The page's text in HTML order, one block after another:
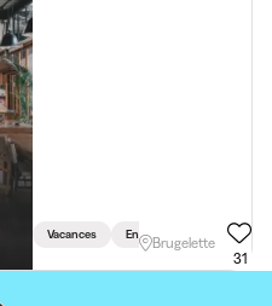
Vacances En Semaine Weekend
Brugelette
31